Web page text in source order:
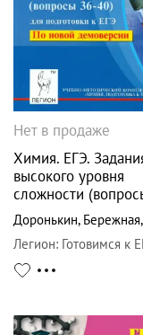
Нет в продаже
Химия. ЕГЭ.
высокого уровня
сложности
Доронькин, Бережная,
Легион: Готовимся к